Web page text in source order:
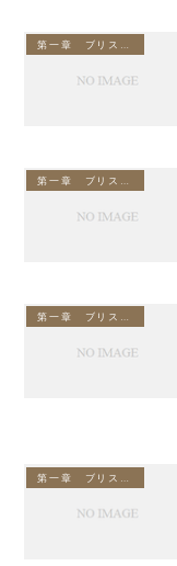
第一章 ブリスベンと英語
第一章 ブリスベンと英語
第一章 ブリスベンと英語
第一章 ブリスベンと英語